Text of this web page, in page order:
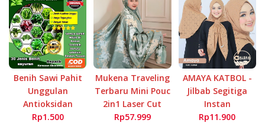
Benih Sawi Pahit
Unggulan
Antioksidan
Rp1.500
Mukena Traveling
Terbaru Mini Pouc
2in1 Laser Cut
Rp57.999
AMAYA KATBOL -
Jilbab Segitiga
Instan
Rp11.900